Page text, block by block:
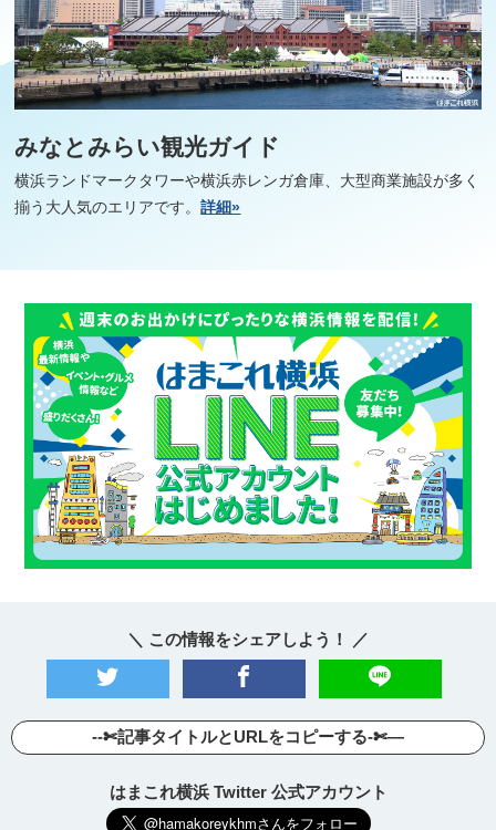
みなとみらい観光ガイド
横浜ランドマークタワーや横浜赤レンガ倉庫、大型商業施設が多く
揃う大人気のエリアです。詳細»
＼ この情報をシェアしよう！ ／
--✄記事タイトルとURLをコピーする-✄—
はまこれ横浜 Twitter 公式アカウント